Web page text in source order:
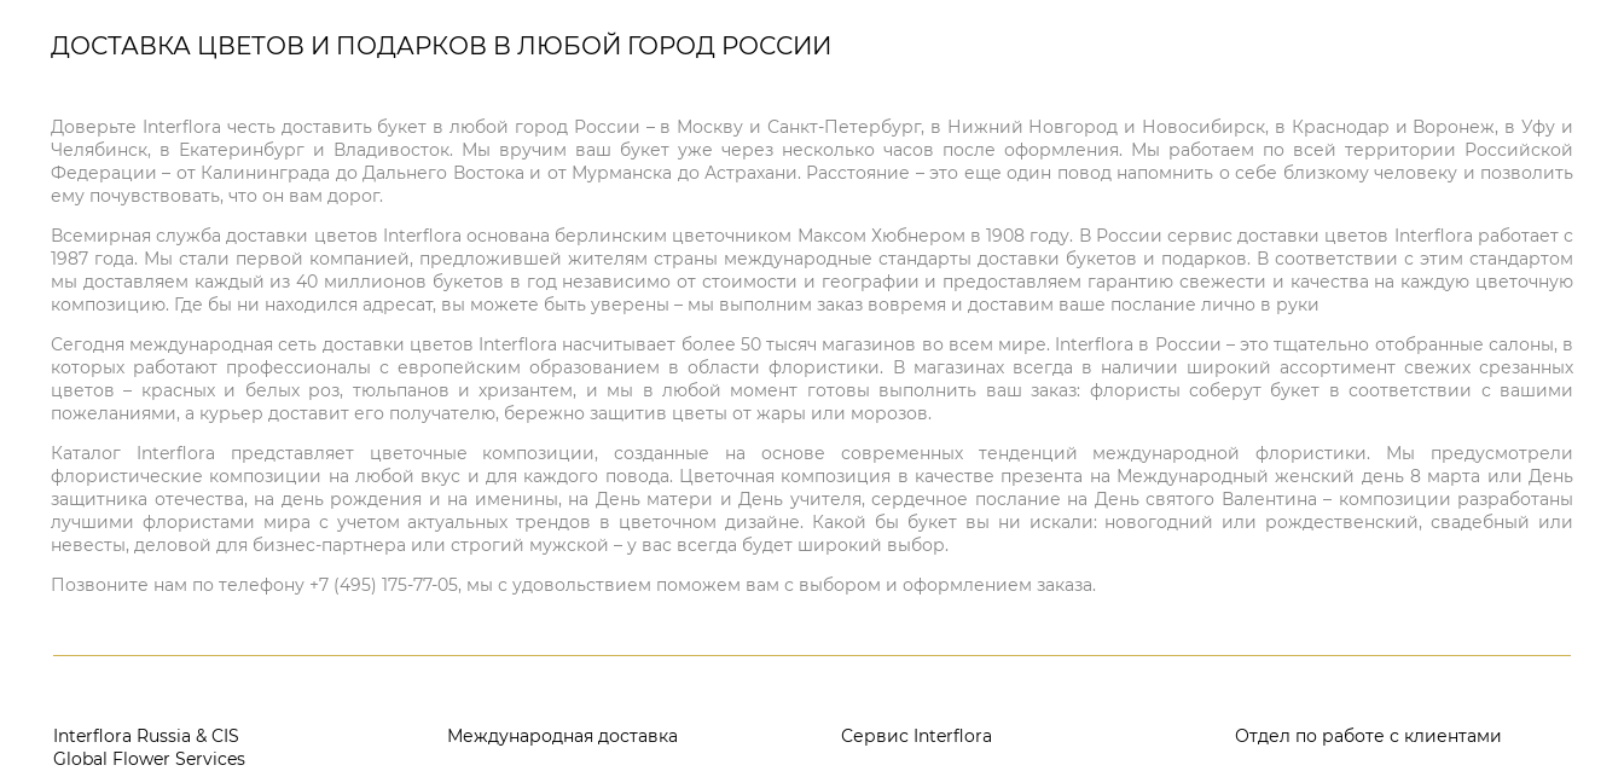
ДОСТАВКА ЦВЕТОВ И ПОДАРКОВ В ЛЮБОЙ ГОРОД РОССИИ
Доверьте Interflora честь доставить букет в любой город России – в Москву и Санкт-Петербург, в Нижний Новгород и Новосибирск, в Краснодар и Воронеж, в Уфу и
Челябинск, в Екатеринбург и Владивосток. Мы вручим ваш букет уже через несколько часов после оформления. Мы работаем по всей территории Российской
Федерации – от Калининграда до Дальнего Востока и от Мурманска до Астрахани. Расстояние – это еще один повод напомнить о себе близкому человеку и позволить
ему почувствовать, что он вам дорог.
Всемирная служба доставки цветов Interflora основана берлинским цветочником Максом Хюбнером в 1908 году. В России сервис доставки цветов Interflora работает с
1987 года. Мы стали первой компанией, предложившей жителям страны международные стандарты доставки букетов и подарков. В соответствии с этим стандартом
мы доставляем каждый из 40 миллионов букетов в год независимо от стоимости и географии и предоставляем гарантию свежести и качества на каждую цветочную
композицию. Где бы ни находился адресат, вы можете быть уверены – мы выполним заказ вовремя и доставим ваше послание лично в руки
Сегодня международная сеть доставки цветов Interflora насчитывает более 50 тысяч магазинов во всем мире. Interflora в России – это тщательно отобранные салоны, в
которых работают профессионалы с европейским образованием в области флористики. В магазинах всегда в наличии широкий ассортимент свежих срезанных
цветов – красных и белых роз, тюльпанов и хризантем, и мы в любой момент готовы выполнить ваш заказ: флористы соберут букет в соответствии с вашими
пожеланиями, а курьер доставит его получателю, бережно защитив цветы от жары или морозов.
Каталог Interflora представляет цветочные композиции, созданные на основе современных тенденций международной флористики. Мы предусмотрели
флористические композиции на любой вкус и для каждого повода. Цветочная композиция в качестве презента на Международный женский день 8 марта или День
защитника отечества, на день рождения и на именины, на День матери и День учителя, сердечное послание на День святого Валентина – композиции разработаны
лучшими флористами мира с учетом актуальных трендов в цветочном дизайне. Какой бы букет вы ни искали: новогодний или рождественский, свадебный или
невесты, деловой для бизнес-партнера или строгий мужской – у вас всегда будет широкий выбор.
Позвоните нам по телефону +7 (495) 175-77-05, мы с удовольствием поможем вам с выбором и оформлением заказа.
Interflora Russia & CIS
Global Flower Services
Международная доставка Сервис Interflora Отдел по работе с клиентами